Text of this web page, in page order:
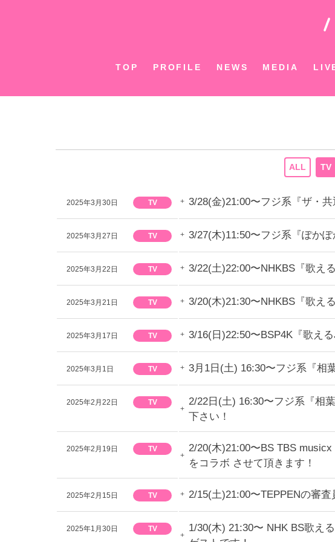
TOP PROFILE NEWS MEDIA
ALL TV
2025年3月30日 TV 3/28(金)21:00〜フジ系『ザ・
2025年3月27日 TV 3/27(木)11:50〜フジ系『ぽか
2025年3月22日 TV 3/22(土)22:00〜NHKBS『歌え
2025年3月21日 TV 3/20(木)21:30〜NHKBS『歌え
2025年3月17日 TV 3/16(日)22:50〜BSP4K『歌え
2025年3月1日 TV 3月1日(土) 16:30〜フジ系『相
2025年2月22日 TV
2/22日(土) 16:30〜フジ系『相
下さい！
2025年2月19日 TV
2/20(木)21:00〜BS TBS
をコラボ させて頂きます！
2025年2月15日 TV 2/15(土)21:00〜TEPPENの審
2025年1月30日 TV
1/30(木) 21:30〜 NHK BS歌え